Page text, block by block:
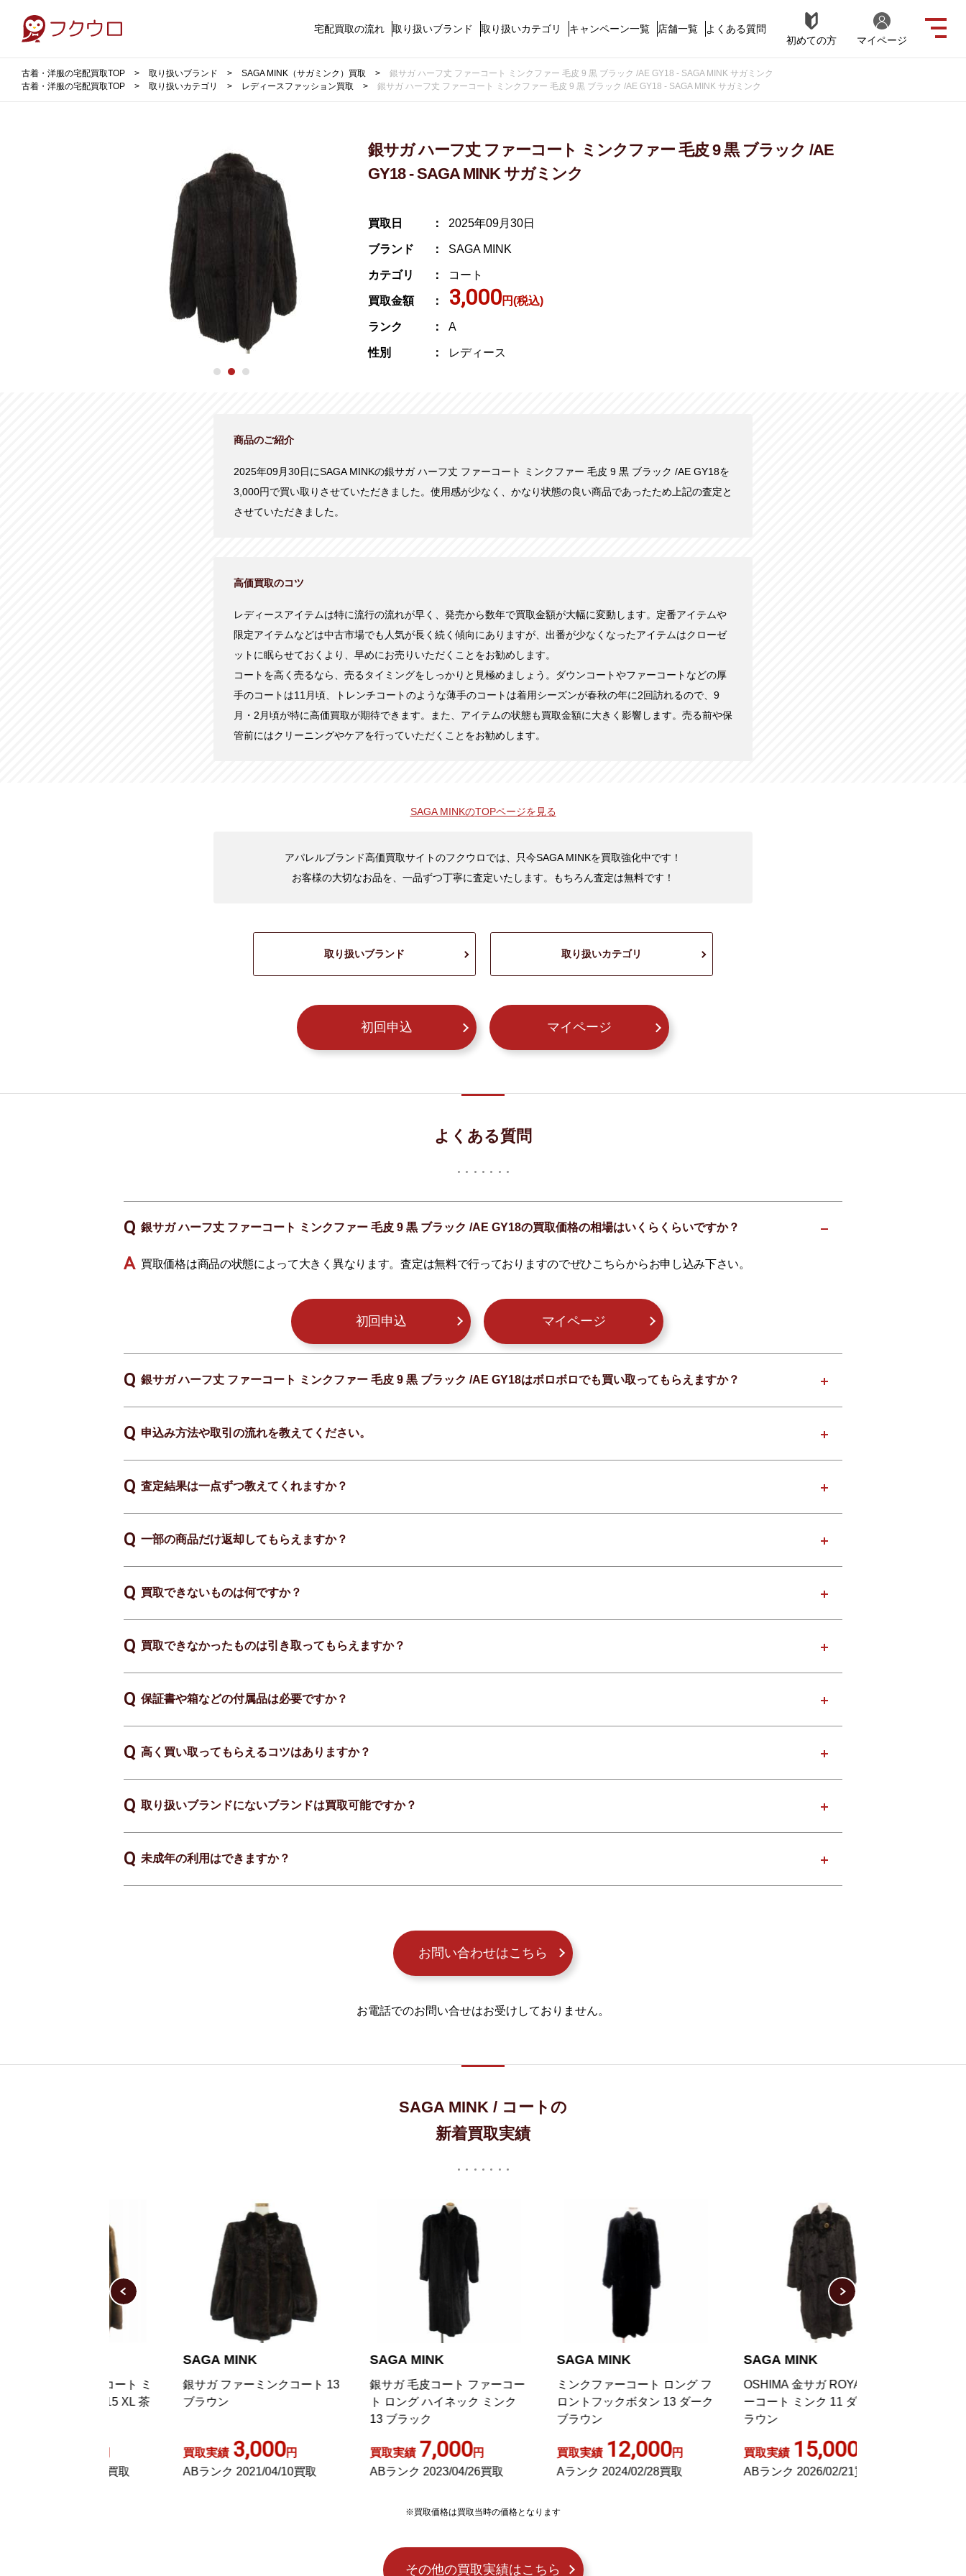
宅配買取の流れ 取り扱いブランド 取り扱いカテゴリ キャンペーン一覧 店舗一覧
よくある質問
初めての方
マイページ
古着・洋服の宅配買取TOP 取り扱いブランド SAGA MINK（サガミンク）買取
銀サガ ハーフ丈 ファーコート ミンクファー 毛皮 9 黒 ブラック /AE GY18 - SAGA MINK サガミンク
古着・洋服の宅配買取TOP
取り扱いカテゴリ レディースファッション買取 銀サガ ハーフ丈 ファーコート ミンクファー 毛皮 9 黒 ブラック /AE GY18 - SAGA MINK サガミンク
銀サガ ハーフ丈 ファーコート ミンクファー 毛皮 9 黒 ブラック /AE
GY18 - SAGA MINK サガミンク
買取日 2025年09月30日
ブランド SAGA MINK
カテゴリ コート
買取金額 3,000円(税込)
ランク A
性別 レディース
商品のご紹介
2025年09月30日にSAGA MINKの銀サガ ハーフ丈 ファーコート ミンクファー 毛皮 9 黒 ブラック /AE GY18を
3,000円で買い取りさせていただきました。使用感が少なく、かなり状態の良い商品であったため上記の査定と
させていただきました。
高価買取のコツ
レディースアイテムは特に流行の流れが早く、発売から数年で買取金額が大幅に変動します。定番アイテムや
限定アイテムなどは中古市場でも人気が長く続く傾向にありますが、出番が少なくなったアイテムはクローゼ
ットに眠らせておくより、早めにお売りいただくことをお勧めします。
コートを高く売るなら、売るタイミングをしっかりと見極めましょう。ダウンコートやファーコートなどの厚
手のコートは11月頃、トレンチコートのような薄手のコートは着用シーズンが春秋の年に2回訪れるので、9
月・2月頃が特に高価買取が期待できます。また、アイテムの状態も買取金額に大きく影響します。売る前や保
管前にはクリーニングやケアを行っていただくことをお勧めします。
SAGA MINKのTOPページを見る
アパレルブランド高価買取サイトのフクウロでは、只今SAGA MINKを買取強化中です！
お客様の大切なお品を、一品ずつ丁寧に査定いたします。もちろん査定は無料です！
取り扱いブランド 取り扱いカテゴリ
初回申込 マイページ
よくある質問
銀サガ ハーフ丈 ファーコート ミンクファー 毛皮 9 黒 ブラック /AE GY18の買取価格の相場はいくらくらいですか？
買取価格は商品の状態によって大きく異なります。査定は無料で行っておりますのでぜひこちらからお申し込み下さい。
初回申込 マイページ
銀サガ ハーフ丈 ファーコート ミンクファー 毛皮 9 黒 ブラック /AE GY18はボロボロでも買い取ってもらえますか？
申込み方法や取引の流れを教えてください。
査定結果は一点ずつ教えてくれますか？
一部の商品だけ返却してもらえますか？
買取できないものは何ですか？
買取できなかったものは引き取ってもらえますか？
保証書や箱などの付属品は必要ですか？
高く買い取ってもらえるコツはありますか？
取り扱いブランドにないブランドは買取可能ですか？
未成年の利用はできますか？
お問い合わせはこちら
お電話でのお問い合せはお受けしておりません。
SAGA MINK / コートの
新着買取実績
SAGA MINK
銀サガ ファーミンクコート 13
ブラウン
3,000円
ABランク 2021/04/10買取
SAGA MINK
銀サガ 毛皮コート ファーコー
ト ロング ハイネック ミンク
13 ブラック
7,000円
ABランク 2023/04/26買取
SAGA MINK
ミンクファーコート ロング フ
ロントフックボタン 13 ダーク
12,000 円
Aランク 2024/02/28買取
SAGA MINK
OSHIMA 金サガ ROYAL ファ
ーコート ミンク 11 ダークブ
15,000 円
ABランク 2026/02/21買取
※買取価格は買取当時の価格となります
その他の買取実績はこちら